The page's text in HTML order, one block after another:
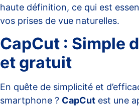
haute définition, ce qui est
vos prises de vue naturelles.
CapCut : Simple
et gratuit
En quête de simplicité et
smartphone ? CapCut est une